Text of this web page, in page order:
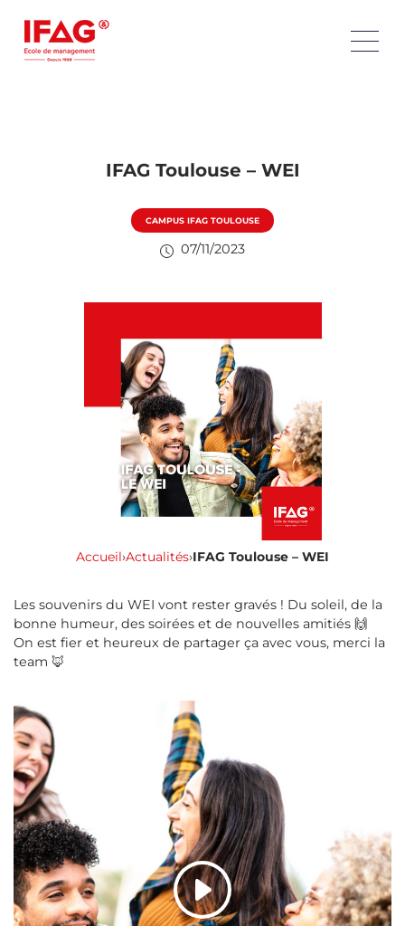
IFAG Toulouse – WEI
CAMPUS IFAG TOULOUSE
07/11/2023
Accueil›Actualités›IFAG Toulouse – WEI
Les souvenirs du WEI vont rester gravés ! Du soleil, de la
bonne humeur, des soirées et de nouvelles amitiés 🙌
On est fier et heureux de partager ça avec vous, merci la
team 🦊